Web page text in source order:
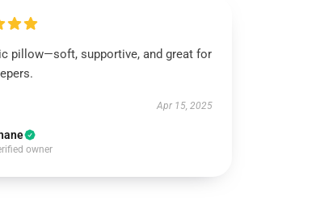
pillow—soft, supportive, and great for
Apr 15, 2025
owner